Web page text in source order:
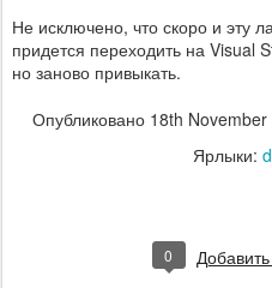
Не исключено, что скоро и эту
придется переходить на Visual
но заново привыкать.
Опубликовано 18th November
Ярлыки:
0